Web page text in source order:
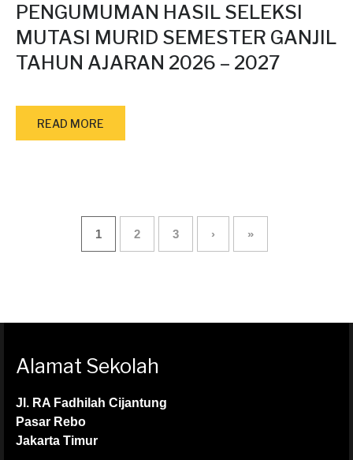
PENGUMUMAN HASIL SELEKSI
MUTASI MURID SEMESTER GANJIL
TAHUN AJARAN 2026 – 2027
READ MORE
1 2 3 › »
Alamat Sekolah
Jl. RA Fadhilah Cijantung
Pasar Rebo
Jakarta Timur